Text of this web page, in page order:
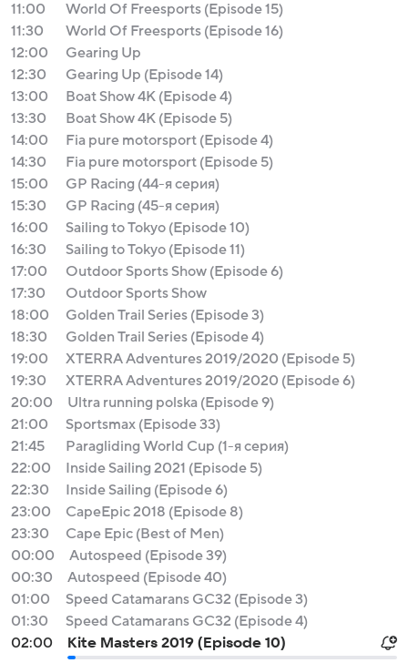
11:00
World Of Freesports (Episode 15)
11:30
World Of Freesports (Episode 16)
12:00
Gearing Up
12:30
Gearing Up (Episode 14)
13:00
Boat Show 4K (Episode 4)
13:30
Boat Show 4K (Episode 5)
14:00
Fia pure motorsport (Episode 4)
14:30
Fia pure motorsport (Episode 5)
15:00
GP Racing (44-я серия)
15:30
GP Racing (45-я серия)
16:00
Sailing to Tokyo (Episode 10)
16:30
Sailing to Tokyo (Episode 11)
17:00
Outdoor Sports Show (Episode 6)
17:30
Outdoor Sports Show
18:00
Golden Trail Series (Episode 3)
18:30
Golden Trail Series (Episode 4)
19:00
XTERRA Adventures 2019/2020 (Episode 5)
19:30
XTERRA Adventures 2019/2020 (Episode 6)
20:00
Ultra running polska (Episode 9)
21:00
Sportsmax (Episode 33)
21:45
Paragliding World Cup (1-я серия)
22:00
Inside Sailing 2021 (Episode 5)
22:30
Inside Sailing (Episode 6)
23:00
CapeEpic 2018 (Episode 8)
23:30
Cape Epic (Best of Men)
00:00
Autospeed (Episode 39)
00:30
Autospeed (Episode 40)
01:00
Speed Catamarans GC32 (Episode 3)
01:30
Speed Catamarans GC32 (Episode 4)
02:00
Kite Masters 2019 (Episode 10)